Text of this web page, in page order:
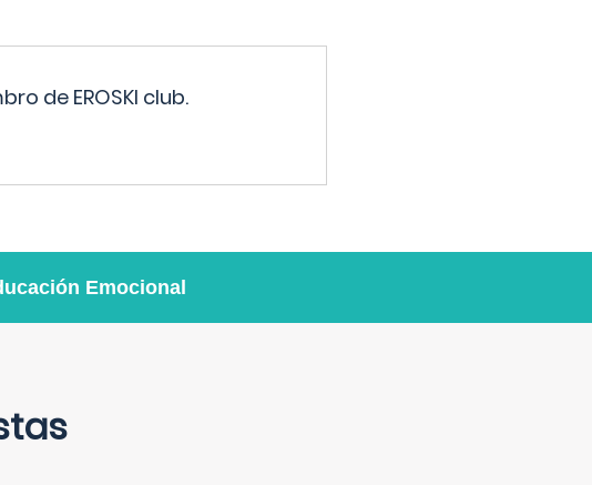
de EROSKI club.
Emocional